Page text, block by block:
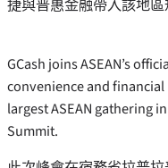
捷與普惠金融帶入該地
GCash joins ASEAN’s
convenience and
largest ASEAN gathering
Summit.